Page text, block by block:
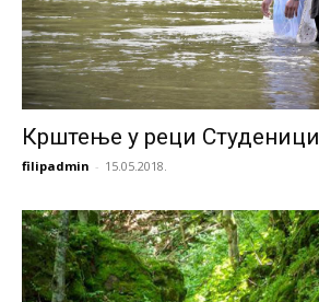
Крштење у реци Студеници
filipadmin - 15.05.2018.